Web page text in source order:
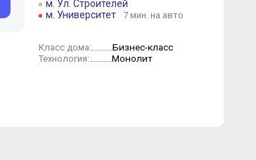
м. Ул. Строителей
м. Университет
7 мин. на авто
Класс дома: Бизнес-класс
Технология: Монолит